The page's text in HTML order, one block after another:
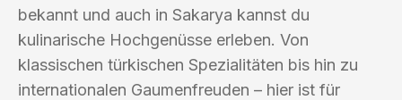
bekannt und auch in Sakarya kannst du
kulinarische Hochgenüsse erleben. Von
klassischen türkischen Spezialitäten bis hin zu
internationalen Gaumenfreuden – hier ist für